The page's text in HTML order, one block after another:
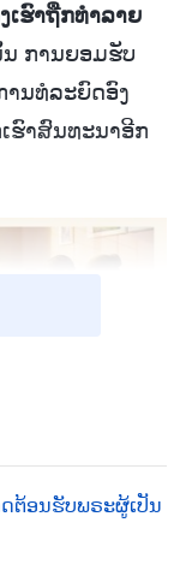
ເຮົາຖືກທຳລາຍ
ການຍອມຮັບ
ານທໍລະຍົດອົງ
ຮົາສົນທະນາອີກ
ງລິດທານຸພາບ
ຕ້ອນຮັບພຣະຜູ້ເປັນ